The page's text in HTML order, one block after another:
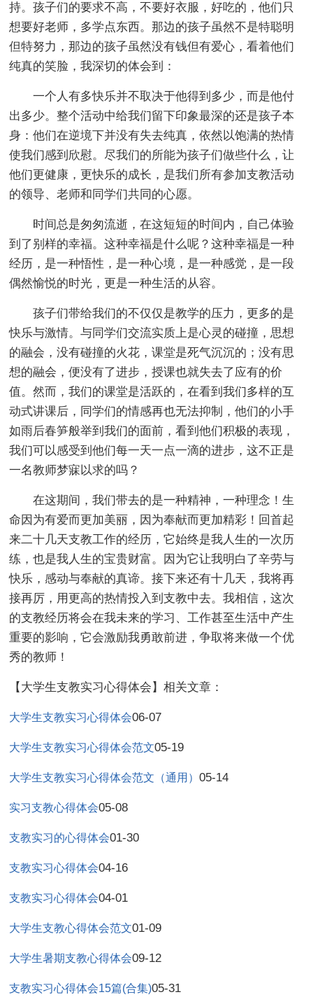
持。孩子们的要求不高，不要好衣服，好吃的，他们只
想要好老师，多学点东西。那边的孩子虽然不是特聪明
但特努力，那边的孩子虽然没有钱但有爱心，看着他们
纯真的笑脸，我深切的体会到：
一个人有多快乐并不取决于他得到多少，而是他付
出多少。整个活动中给我们留下印象最深的还是孩子本
身：他们在逆境下并没有失去纯真，依然以饱满的热情
使我们感到欣慰。尽我们的所能为孩子们做些什么，让
他们更健康，更快乐的成长，是我们所有参加支教活动
的领导、老师和同学们共同的心愿。
时间总是匆匆流逝，在这短短的时间内，自己体验
到了别样的幸福。这种幸福是什么呢？这种幸福是一种
经历，是一种悟性，是一种心境，是一种感觉，是一段
偶然愉悦的时光，更是一种生活的从容。
孩子们带给我们的不仅仅是教学的压力，更多的是
快乐与激情。与同学们交流实质上是心灵的碰撞，思想
的融会，没有碰撞的火花，课堂是死气沉沉的；没有思
想的融会，便没有了进步，授课也就失去了应有的价
值。然而，我们的课堂是活跃的，在看到我们多样的互
动式讲课后，同学们的情感再也无法抑制，他们的小手
如雨后春笋般举到我们的面前，看到他们积极的表现，
我们可以感受到他们每一天一点一滴的进步，这不正是
一名教师梦寐以求的吗？
在这期间，我们带去的是一种精神，一种理念！生
命因为有爱而更加美丽，因为奉献而更加精彩！回首起
来二十几天支教工作的经历，它始终是我人生的一次历
练，也是我人生的宝贵财富。因为它让我明白了辛劳与
快乐，感动与奉献的真谛。接下来还有十几天，我将再
接再厉，用更高的热情投入到支教中去。我相信，这次
的支教经历将会在我未来的学习、工作甚至生活中产生
重要的影响，它会激励我勇敢前进，争取将来做一个优
秀的教师！
【大学生支教实习心得体会】相关文章：
大学生支教实习心得体会06-07
大学生支教实习心得体会范文05-19
大学生支教实习心得体会范文（通用）05-14
实习支教心得体会05-08
支教实习的心得体会01-30
支教实习心得体会04-16
支教实习心得体会04-01
大学生支教心得体会范文01-09
大学生暑期支教心得体会09-12
支教实习心得体会15篇(合集)05-31